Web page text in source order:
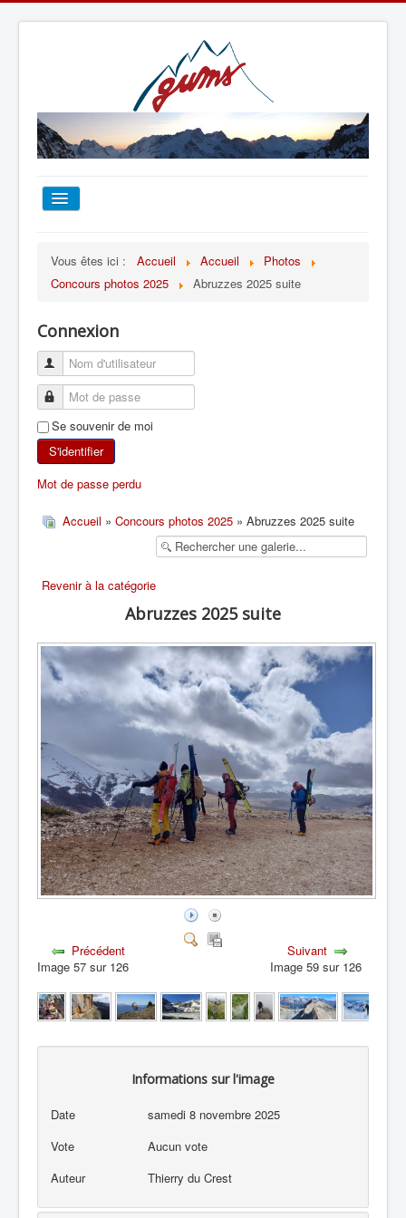
TOUT SUR LE GUMS
ESCALADE
ALPINISME
SKI DE RANDONNÉE
RANDONNÉE SPORTIVE
Vous êtes ici : Accueil Accueil
Photos
Concours photos 2025
Abruzzes 2025 suite
Connexion
Se souvenir de moi
S'identifier
Mot de passe perdu
Accueil » Concours photos 2025 » Abruzzes 2025 suite
Revenir à la catégorie
Abruzzes 2025 suite
Précédent
Image 57 sur 126
Suivant
Image 59 sur 126
Informations sur l'image
Date
samedi 8 novembre 2025
Vote
Aucun vote
Auteur
Thierry du Crest